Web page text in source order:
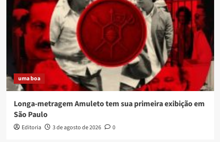
uma boa
Longa-metragem Amuleto tem sua primeira exibição em
São Paulo
Editoria 3 de agosto de 2026 0